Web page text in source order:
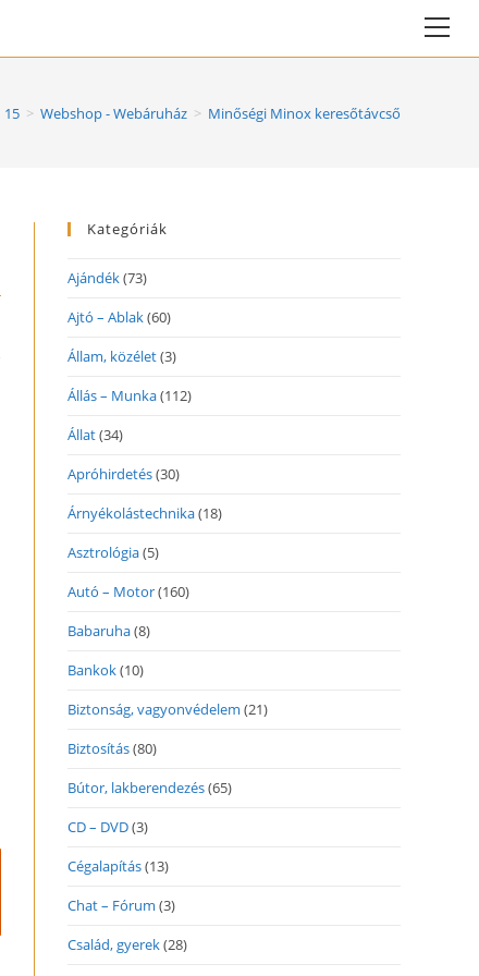
15 > Webshop - Webáruház > Minőségi Minox keresőtávcső
Kategóriák
Ajándék(73)
Ajtó – Ablak(60)
Állam, közélet(3)
Állás – Munka(112)
Állat(34)
Apróhirdetés(30)
Árnyékolástechnika(18)
Asztrológia(5)
Autó – Motor(160)
Babaruha(8)
Bankok(10)
Biztonság, vagyonvédelem (21)
Biztosítás(80)
Bútor, lakberendezés(65)
CD – DVD(3)
Cégalapítás(13)
Chat – Fórum (3)
Család, gyerek(28)